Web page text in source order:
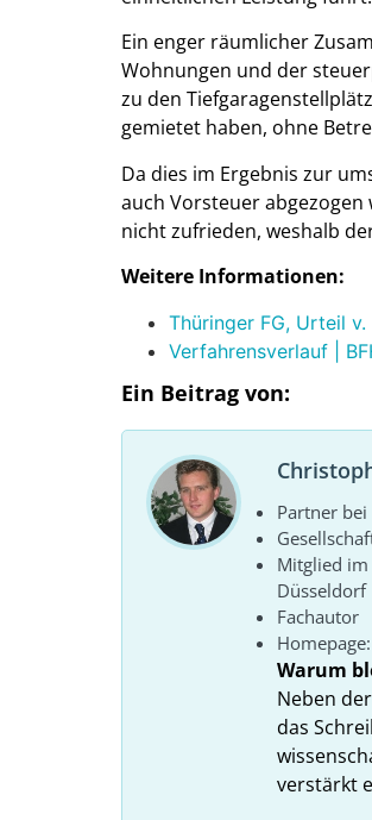
Ein enger räumlicher
Wohnungen und der
zu den
gemietet haben, ohne
Da dies im Ergebnis zur
auch Vorsteuer abgezogen
nicht zufrieden, weshalb
Weitere Informationen:
Thüringer FG, Urteil
Verfahrensverlauf |
Ein Beitrag von:
Partner
Mitglied im
Düsseldorf
Fachautor
Homepage:
Warum
Neben
das
verstärkt